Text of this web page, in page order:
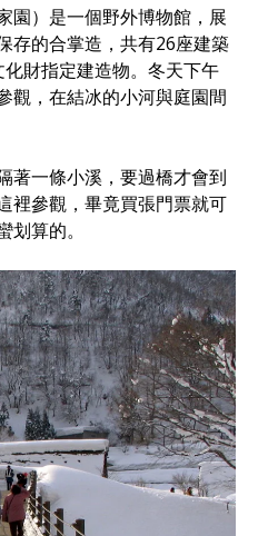
園）是一個野外博物館，展
存的合掌造，共有26座建築
財指定建造物。冬天下午
觀，在結冰的小河與庭園間
著一條小溪，要過橋才會到
裡參觀，畢竟買張門票就可
算的。